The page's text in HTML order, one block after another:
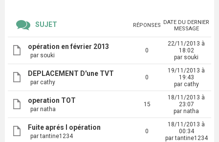
SUJET RÉPONSES DATE DU DERNIER
MESSAGE
opération en février 2013
par souki
0
22/11/2013 à
18:02
par souki
DEPLACEMENT D'une TVT
par cathy
0
19/11/2013 à
19:43
par cathy
operation TOT
par natha
15
18/11/2013 à
23:07
par natha
Fuite aprés l opération
par tantine1234
0
18/11/2013 à
00:34
par tantine1234